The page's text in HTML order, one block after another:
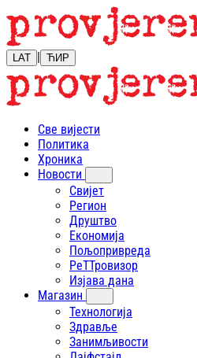
LAT | ЋИР
Све вијести
Политика
Хроника
Новости
Свијет
Регион
Друштво
Економија
Пољопривреда
РеТТровизор
Изјава дана
Магазин
Технологија
Здравље
Занимљивости